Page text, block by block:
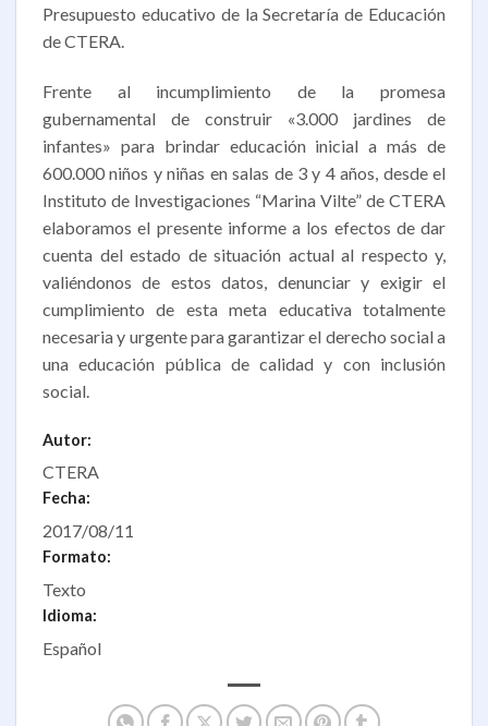
Presupuesto educativo de la Secretaría de Educación
de CTERA.
Frente al incumplimiento de la promesa
gubernamental de construir «3.000 jardines de
infantes» para brindar educación inicial a más de
600.000 niños y niñas en salas de 3 y 4 años, desde el
Instituto de Investigaciones “Marina Vilte” de CTERA
elaboramos el presente informe a los efectos de dar
cuenta del estado de situación actual al respecto y,
valiéndonos de estos datos, denunciar y exigir el
cumplimiento de esta meta educativa totalmente
necesaria y urgente para garantizar el derecho social a
una educación pública de calidad y con inclusión
social.
Autor:
CTERA
Fecha:
2017/08/11
Formato:
Texto
Idioma:
Español